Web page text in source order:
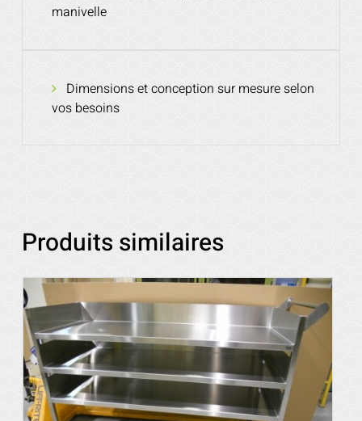
manivelle
Dimensions et conception sur mesure selon
vos besoins
Produits similaires